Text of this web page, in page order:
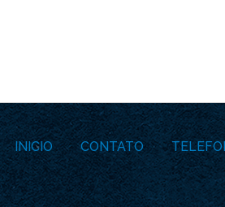
INICIO CONTATO